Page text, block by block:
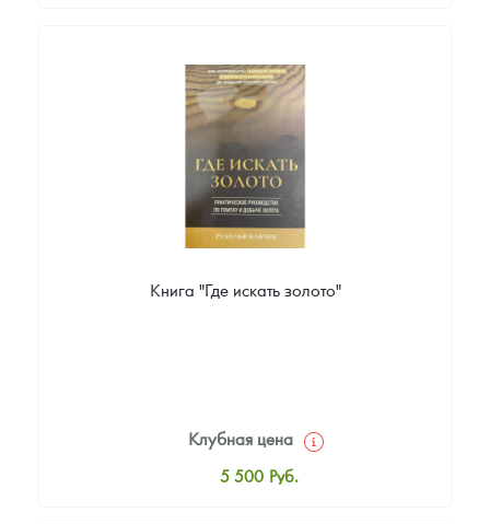
Цена выкупа
Звоните
Книга "Где искать золото"
Клубная цена
5 500 Руб.